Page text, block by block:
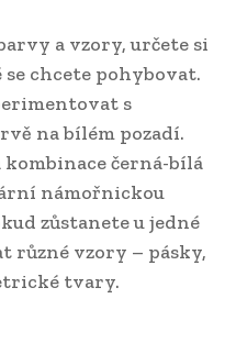
a vzory, určete si
chcete pohybovat.
s
na bílém pozadí.
černá-bílá
námořnickou
zůstanete u jedné
různé vzory – pásky,
tvary.